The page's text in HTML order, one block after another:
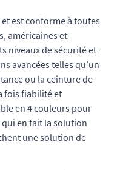
est conforme à toutes
américaines et
niveaux de sécurité et
avancées telles qu’un
ou la ceinture de
fois fiabilité et
en 4 couleurs pour
qui en fait la solution
une solution de